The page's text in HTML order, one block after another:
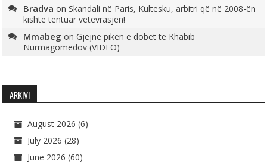
Bradva onSkandali në Paris, Kultesku, arbitri që në 2008-ën
kishte tentuar vetëvrasjen!
Mmabeg onGjejnë pikën e dobët të Khabib
Nurmagomedov (VIDEO)
ARKIVI
August 2026 (6)
July 2026 (28)
June 2026 (60)